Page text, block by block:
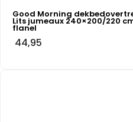
Good Morning
Lits jumeaux 240×200/220
flanel
44,95